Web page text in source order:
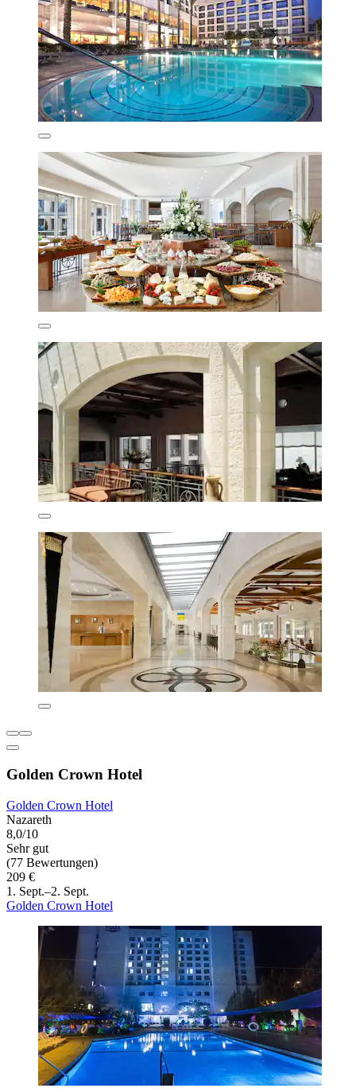
Golden Crown Hotel
Golden Crown Hotel
Nazareth
8,0/10
Sehr gut
(77 Bewertungen)
209 €
1. Sept.–2. Sept.
Golden Crown Hotel